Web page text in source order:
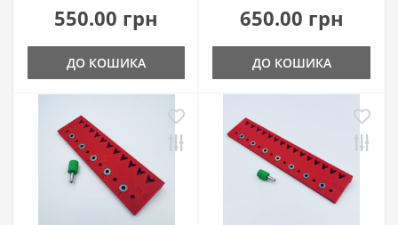
550.00 грн
ДО КОШИКА
650.00 грн
ДО КОШИКА